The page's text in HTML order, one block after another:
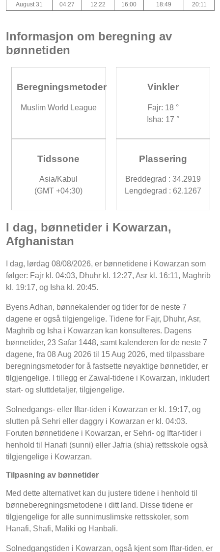
August 31
04:27 12:22 16:00 18:49 20:11
Informasjon om beregning av
bønnetiden
Beregningsmetoder
Muslim World League
Vinkler
Fajr: 18 °
Isha: 17 °
Tidssone
Asia/Kabul
(GMT +04:30)
Plassering
Breddegrad : 34.2919
Lengdegrad : 62.1267
I dag, bønnetider i Kowarzan,
Afghanistan
I dag, lørdag 08/08/2026, er bønnetidene i Kowarzan som
følger: Fajr kl. 04:03, Dhuhr kl. 12:27, Asr kl. 16:11, Maghrib
kl. 19:17, og Isha kl. 20:45.
Byens Adhan, bønnekalender og tider for de neste 7
dagene er også tilgjengelige. Tidene for Fajr, Dhuhr, Asr,
Maghrib og Isha i Kowarzan kan konsulteres. Dagens
bønnetider, 23 Safar 1448, samt kalenderen for de neste 7
dagene, fra 08 Aug 2026 til 15 Aug 2026, med tilpassbare
beregningsmetoder for å fastsette nøyaktige bønnetider, er
tilgjengelige. I tillegg er Zawal-tidene i Kowarzan, inkludert
start- og sluttdetaljer, tilgjengelige.
Solnedgangs- eller Iftar-tiden i Kowarzan er kl. 19:17, og
slutten på Sehri eller daggry i Kowarzan er kl. 04:03.
Foruten bønnetidene i Kowarzan, er Sehri- og Iftar-tider i
henhold til Hanafi (sunni) eller Jafria (shia) rettsskole også
tilgjengelige i Kowarzan.
Tilpasning av bønnetider
Med dette alternativet kan du justere tidene i henhold til
bønneberegningsmetodene i ditt land. Disse tidene er
tilgjengelige for alle sunnimuslimske rettsskoler, som
Hanafi, Shafi, Maliki og Hanbali.
Solnedgangstiden i Kowarzan, også kjent som Iftar-tiden, er